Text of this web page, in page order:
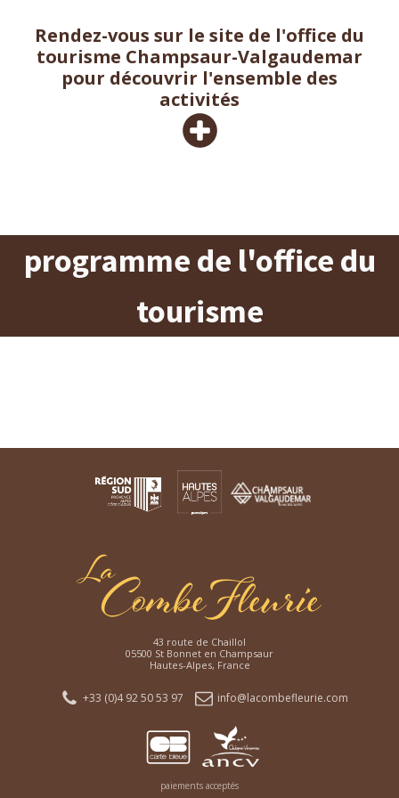
Griotte
studio 28m2, 2 personnes, lit double 160cm, 1er étage,
vue jardin & montagnes
Rendez-vous sur le site de l'office du
tourisme Champsaur-Valgaudemar
pour découvrir l'ensemble des
activités
programme de l'office du
tourisme
43 route de Chaillol
05500 St Bonnet en Champsaur
Hautes-Alpes, France
+33 (0)4 92 50 53 97 info@lacombefleurie.com
paiements acceptés